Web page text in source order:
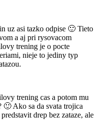
uz asi tazko odpise 🙂 Tieto
a aj pri rysovacom
trening je o pocte
nieje to jediny typ
trening cas a potom mu
🙂 Ako sa da svata trojica
drep bez zataze, ale